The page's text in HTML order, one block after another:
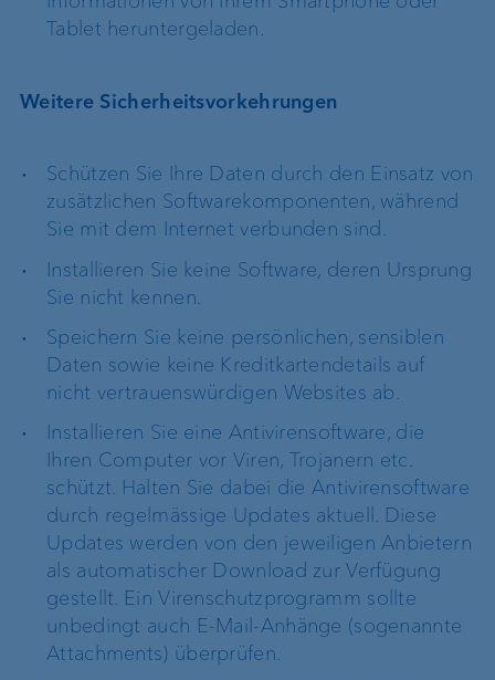
Tablet heruntergeladen.
Weitere Sicherheitsvorkehrungen
Schützen Sie Ihre Daten durch den Einsatz von
zusätzlichen Softwarekomponenten, während
Sie mit dem Internet verbunden sind.
Installieren Sie keine Software, deren Ursprung
Sie nicht kennen.
Speichern Sie keine persönlichen, sensiblen
Daten sowie keine Kreditkartendetails auf
nicht vertrauenswürdigen Websites ab.
Installieren Sie eine Antivirensoftware, die
Ihren Computer vor Viren, Trojanern etc.
schützt. Halten Sie dabei die Antivirensoftware
durch regelmässige Updates aktuell. Diese
Updates werden von den jeweiligen Anbietern
als automatischer Download zur Verfügung
gestellt. Ein Virenschutzprogramm sollte
unbedingt auch E-Mail-Anhänge (sogenannte
Attachments) überprüfen.